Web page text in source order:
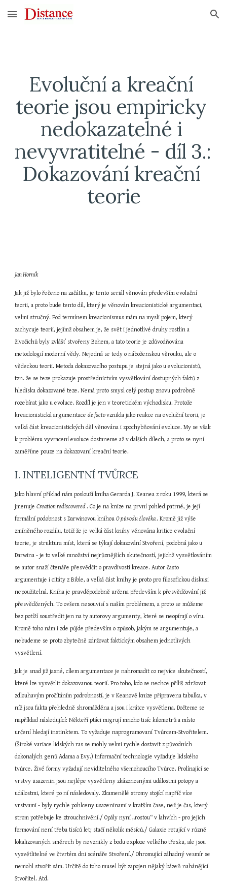
Skip to main content Skip to navigation
Evoluční a kreační
teorie jsou empiricky
nedokazatelné i
nevyvratitelné - díl 3.:
Dokazování kreační
teorie
Jan Horník
Jak již bylo řečeno na začátku, je tento seriál věnován především evoluční
teorii, a proto bude tento díl, který je věnován kreacionistické argumentaci,
velmi stručný. Pod termínem kreacionismus mám na mysli pojem, který
zachycuje teorii, jejímž obsahem je, že svět i jednotlivé druhy rostlin a
živočichů byly zvlášť stvořeny Bohem, a tato teorie je zdůvodňována
metodologií moderní vědy. Nejedná se tedy o náboženskou věrouku, ale o
vědeckou teorii. Metoda dokazovacího postupu je stejná jako u evolucionistů,
tzn. že se teze prokazuje prostřednictvím vysvětlování dostupných faktů z
hlediska dokazované teze. Nemá proto smysl celý postup znovu podrobně
rozebírat jako u evoluce. Rozdíl je jen v teoretickém východisku. Protože
kreacionistická argumentace de facto vznikla jako reakce na evoluční teorii, je
velká část kreacionistických děl věnována i zpochybňování evoluce. My se však
k problému vyvracení evoluce dostaneme až v dalších dílech, a proto se nyní
zaměříme pouze na dokazovaní kreační teorie.
I. INTELIGENTNÍ TVŮRCE
Jako hlavní příklad nám poslouží kniha Gerarda J. Keanea z roku 1999, která se
jmenuje Creation rediscovered . Co je na knize na první pohled patrné, je její
formální podobnost s Darwinovou knihou O původu člověka . Kromě již výše
zmíněného rozdílu, totiž že je velká část knihy věnována kritice evoluční
teorie, je struktura míst, která se týkají dokazování Stvoření, podobná jako u
Darwina - je to velké množství nejrůznějších skutečností, jejichž vysvětlováním
se autor snaží čtenáře přesvědčit o pravdivosti kreace. Autor často
argumentuje i citáty z Bible, a velká část knihy je proto pro filosofickou diskusi
nepoužitelná. Kniha je pravděpodobně určena především k přesvědčování již
přesvědčených. To ovšem nesouvisí s naším problémem, a proto se můžeme
bez potíží soustředit jen na ty autorovy argumenty, které se neopírají o víru.
Kromě toho nám i zde půjde především o způsob, jakým se argumentuje, a
nebudeme se proto zbytečně zdržovat faktickým obsahem jednotlivých
vysvětlení.
Jak je snad již jasné, cílem argumentace je nahromadit co nejvíce skutečností,
které lze vysvětlit dokazovanou teorií. Pro toho, kdo se nechce příliš zdržovat
zdlouhavým pročítáním podrobností, je v Keanově knize připravena tabulka, v
níž jsou fakta přehledně shromážděna a jsou i krátce vysvětlena. Dočteme se
například následující: Někteří ptáci migrují mnoho tisíc kilometrů a místo
určení hledají instinktem. To vyžaduje naprogramovaní Tvůrcem-Stvořitelem.
(Široké variace lidských ras se mohly velmi rychle dostavit z původních
dokonalých genů Adama a Evy.) Informační technologie vyžaduje lidského
tvůrce. Živé formy vyžadují neviditelného všemohoucího Tvůrce. Prolínající se
vrstvy usazenin jsou nejlépe vysvětleny zkázonosnými událostmi potopy a
událostmi, které po ní následovaly. Zkamenělé stromy stojící napříč více
vrstvami - byly rychle pohlceny usazeninami v kratším čase, než je čas, který
strom potřebuje ke ztrouchnivění./ Opály nyní „rostou“ v lahvích - pro jejich
formování není třeba tisíců let; stačí několik měsíců./ Galaxie rotující v různě
lokalizovaných směrech by nevznikly z bodu exploze velkého třesku, ale jsou
vysvětlitelné ve čtvrtém dni scénáře Stvoření./ Ohromující záhadný vesmír se
nemohl stvořit sám. Určitě do toho musel být zapojen nějaký bázeň nahánějící
Stvořitel. Atd.